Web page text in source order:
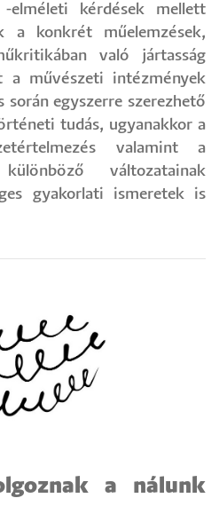
elméleti kérdések mellett
a konkrét műelemzések,
való jártasság
a művészeti intézmények
során egyszerre szerezhető
tudás, ugyanakkor a
valamint a
változatainak
gyakorlati ismeretek is
a nálunk